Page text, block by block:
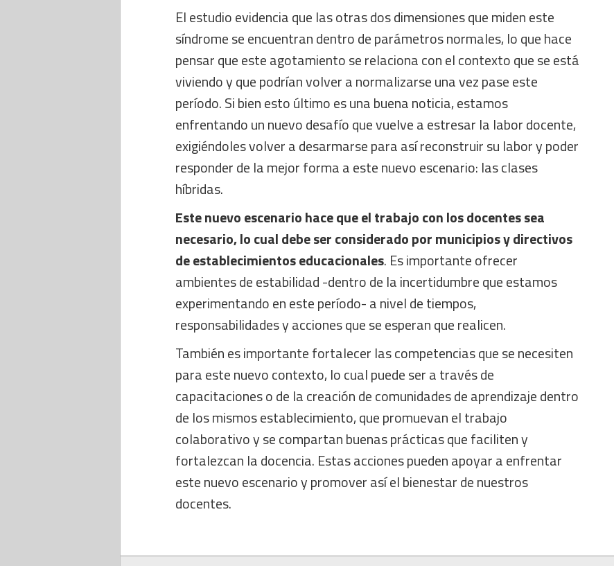
El estudio evidencia que las otras dos dimensiones que miden este
síndrome se encuentran dentro de parámetros normales, lo que hace
pensar que este agotamiento se relaciona con el contexto que se está
viviendo y que podrían volver a normalizarse una vez pase este
período. Si bien esto último es una buena noticia, estamos
enfrentando un nuevo desafío que vuelve a estresar la labor docente,
exigiéndoles volver a desarmarse para así reconstruir su labor y poder
responder de la mejor forma a este nuevo escenario: las clases
híbridas.
Este nuevo escenario hace que el trabajo con los docentes sea
necesario, lo cual debe ser considerado por municipios y directivos
de establecimientos educacionales. Es importante ofrecer
ambientes de estabilidad -dentro de la incertidumbre que estamos
experimentando en este período- a nivel de tiempos,
responsabilidades y acciones que se esperan que realicen.
También es importante fortalecer las competencias que se necesiten
para este nuevo contexto, lo cual puede ser a través de
capacitaciones o de la creación de comunidades de aprendizaje dentro
de los mismos establecimiento, que promuevan el trabajo
colaborativo y se compartan buenas prácticas que faciliten y
fortalezcan la docencia. Estas acciones pueden apoyar a enfrentar
este nuevo escenario y promover así el bienestar de nuestros
docentes.